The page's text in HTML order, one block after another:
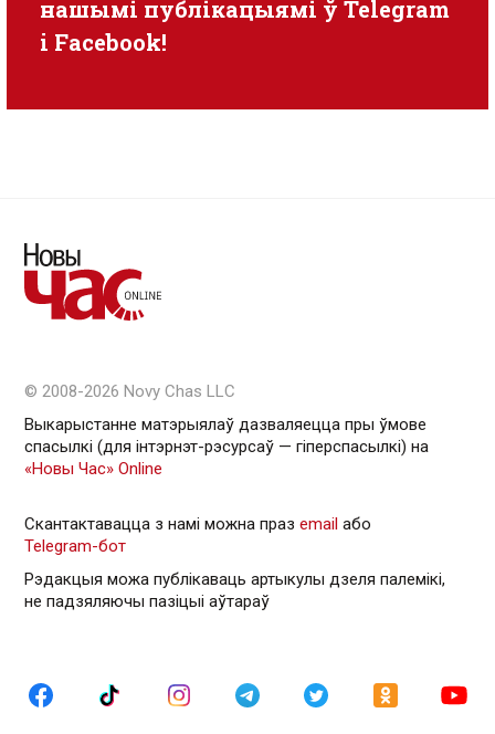
нашымі публікацыямі ў Telegram
i Facebook!
© 2008-2026 Novy Chas LLC
Выкарыстанне матэрыялаў дазваляецца пры ўмове
спасылкі (для інтэрнэт-рэсурсаў — гiперспасылкi) на
«Новы Час» Online
Скантактавацца з намі можна праз email або
Telegram-бот
Рэдакцыя можа публікаваць артыкулы дзеля палемікі,
не падзяляючы пазіцыі аўтараў